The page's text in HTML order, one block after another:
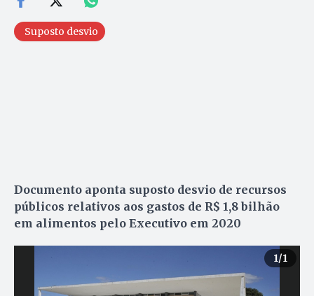
Suposto desvio
Documento aponta suposto desvio de recursos
públicos relativos aos gastos de R$ 1,8 bilhão
em alimentos pelo Executivo em 2020
1/1